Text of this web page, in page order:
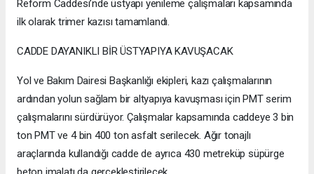
Reform Caddesi’nde üstyapı yenileme çalışmaları kapsamında
ilk olarak trimer kazısı tamamlandı.
CADDE DAYANIKLI BİR ÜSTYAPIYA KAVUŞACAK
Yol ve Bakım Dairesi Başkanlığı ekipleri, kazı çalışmalarının
ardından yolun sağlam bir altyapıya kavuşması için PMT serim
çalışmalarını sürdürüyor. Çalışmalar kapsamında caddeye 3 bin
ton PMT ve 4 bin 400 ton asfalt serilecek. Ağır tonajlı
araçlarında kullandığı cadde de ayrıca 430 metreküp süpürge